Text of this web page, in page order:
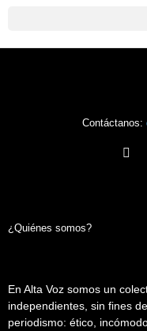
Contáctanos:
¿Quiénes somos?
En Alta Voz somos un
independientes, sin fines
periodismo: ético,